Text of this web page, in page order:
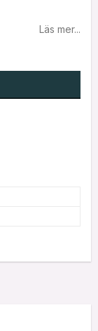
Läs mer...